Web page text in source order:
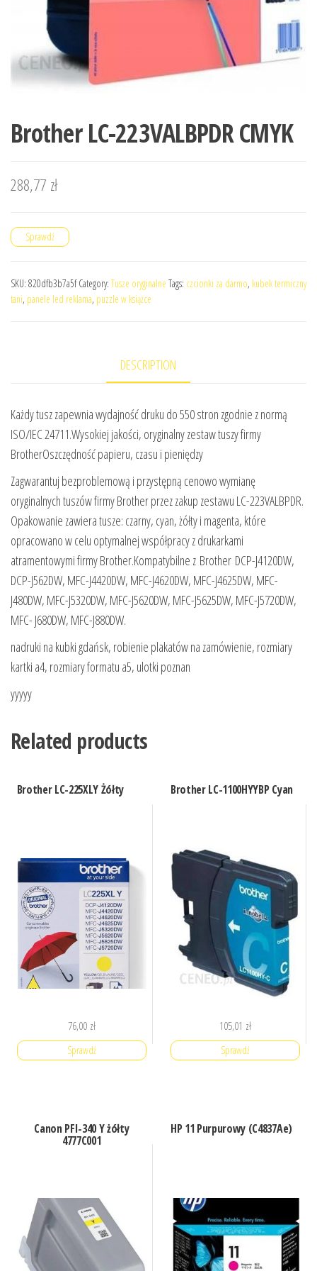
Brother LC-223VALBPDR CMYK
288,77 zł
Sprawdź
SKU: 820dfb3b7a5f Category: Tusze oryginalne Tags: czcionki za darmo, kubek termiczny
tani, panele led reklama, puzzle w książce
DESCRIPTION
Każdy tusz zapewnia wydajność druku do 550 stron zgodnie z normą
ISO/IEC 24711.Wysokiej jakości, oryginalny zestaw tuszy firmy
BrotherOszczędność papieru, czasu i pieniędzy
Zagwarantuj bezproblemową i przystępną cenowo wymianę
oryginalnych tuszów firmy Brother przez zakup zestawu LC-223VALBPDR.
Opakowanie zawiera tusze: czarny, cyan, żółty i magenta, które
opracowano w celu optymalnej współpracy z drukarkami
atramentowymi firmy Brother.Kompatybilne z Brother DCP-J4120DW,
DCP-J562DW, MFC-J4420DW, MFC-J4620DW, MFC-J4625DW, MFC-
J480DW, MFC-J5320DW, MFC-J5620DW, MFC-J5625DW, MFC-J5720DW,
MFC- J680DW, MFC-J880DW.
nadruki na kubki gdańsk, robienie plakatów na zamówienie, rozmiary
kartki a4, rozmiary formatu a5, ulotki poznan
yyyyy
Related products
Brother LC-225XLY Żółty
76,00 zł
Sprawdź
Brother LC-1100HYYBP Cyan
105,01 zł
Sprawdź
Canon PFI-340 Y żółty
4777C001
HP 11 Purpurowy (C4837Ae)